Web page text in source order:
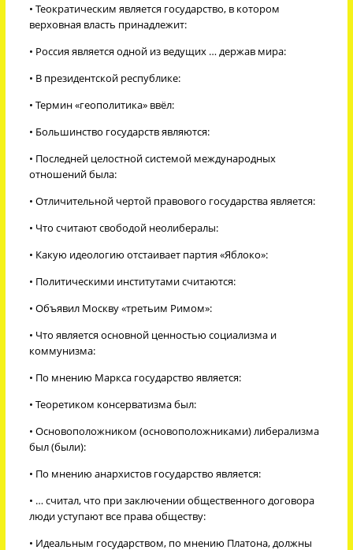
• Теократическим является государство, в котором
верховная власть принадлежит:
• Россия является одной из ведущих … держав мира:
• В президентской республике:
• Термин «геополитика» ввёл:
• Большинство государств являются:
• Последней целостной системой международных
отношений была:
• Отличительной чертой правового государства является:
• Что считают свободой неолибералы:
• Какую идеологию отстаивает партия «Яблоко»:
• Политическими институтами считаются:
• Объявил Москву «третьим Римом»:
• Что является основной ценностью социализма и
коммунизма:
• По мнению Маркса государство является:
• Теоретиком консерватизма был:
• Основоположником (основоположниками) либерализма
был (были):
• По мнению анархистов государство является:
• … считал, что при заключении общественного договора
люди уступают все права обществу:
• Идеальным государством, по мнению Платона, должны